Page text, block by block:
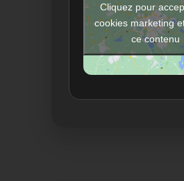
Cliquez pour
cookies marketing
ce contenu